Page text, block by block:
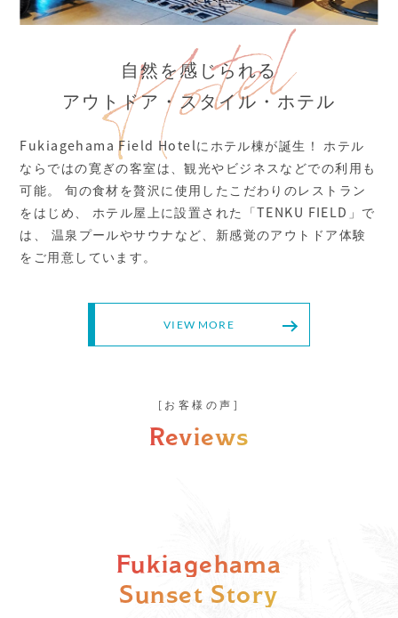
自然を感じられる
アウトドア・スタイル・ホテル
Fukiagehama Field Hotelにホテル棟が誕生！ホテル
ならではの寛ぎの客室は、観光やビジネスなどでの利用も
可能。旬の食材を贅沢に使用したこだわりのレストラン
をはじめ、 ホテル屋上に設置された「TENKU FIELD」で
は、 温泉プールやサウナなど、新感覚のアウトドア体験
をご用意しています。
VIEW MORE
お客様の声
Reviews
Fukiagehama
Sunset Story